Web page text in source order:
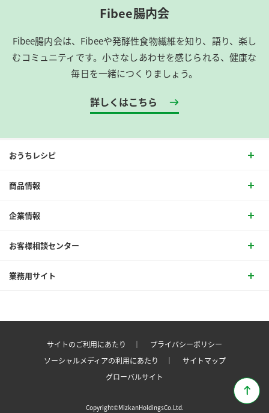
Fibee腸内会
Fibee腸内会は、​Fibeeや発酵性食物繊維を知り、語り、楽し
むコミュニティです。​小さなしあわせを感じられる、健康な
毎日を一緒につくりましょう。
詳しくはこちら
おうちレシピ
商品情報
企業情報
お客様相談センター
業務用サイト
サイトのご利用にあたり ｜
プライバシーポリシー
ソーシャルメディアの利用にあたり ｜
サイトマップ
グローバルサイト
Copyright©MizkanHoldingsCo.Ltd.